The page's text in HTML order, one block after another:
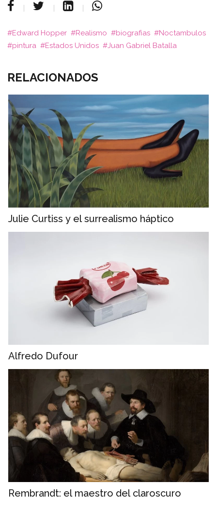
Edward Hopper Realismo biografias
Noctambulos
pintura
Estados Unidos Juan Gabriel Batalla
RELACIONADOS
Julie Curtiss y el surrealismo háptico
Alfredo Dufour
Rembrandt: el maestro del claroscuro